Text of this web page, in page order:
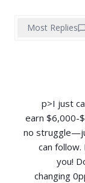
Most Replies
<p>I just
earn $6,000-
no
can follow.
you!
changing